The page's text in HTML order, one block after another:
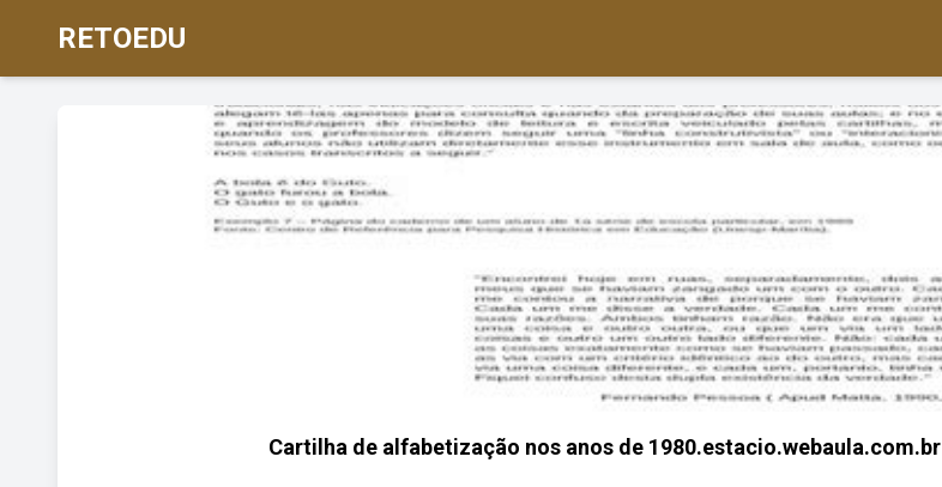
RETOEDU
Cartilha de alfabetização nos anos de 1980.estacio.webaula.com.br